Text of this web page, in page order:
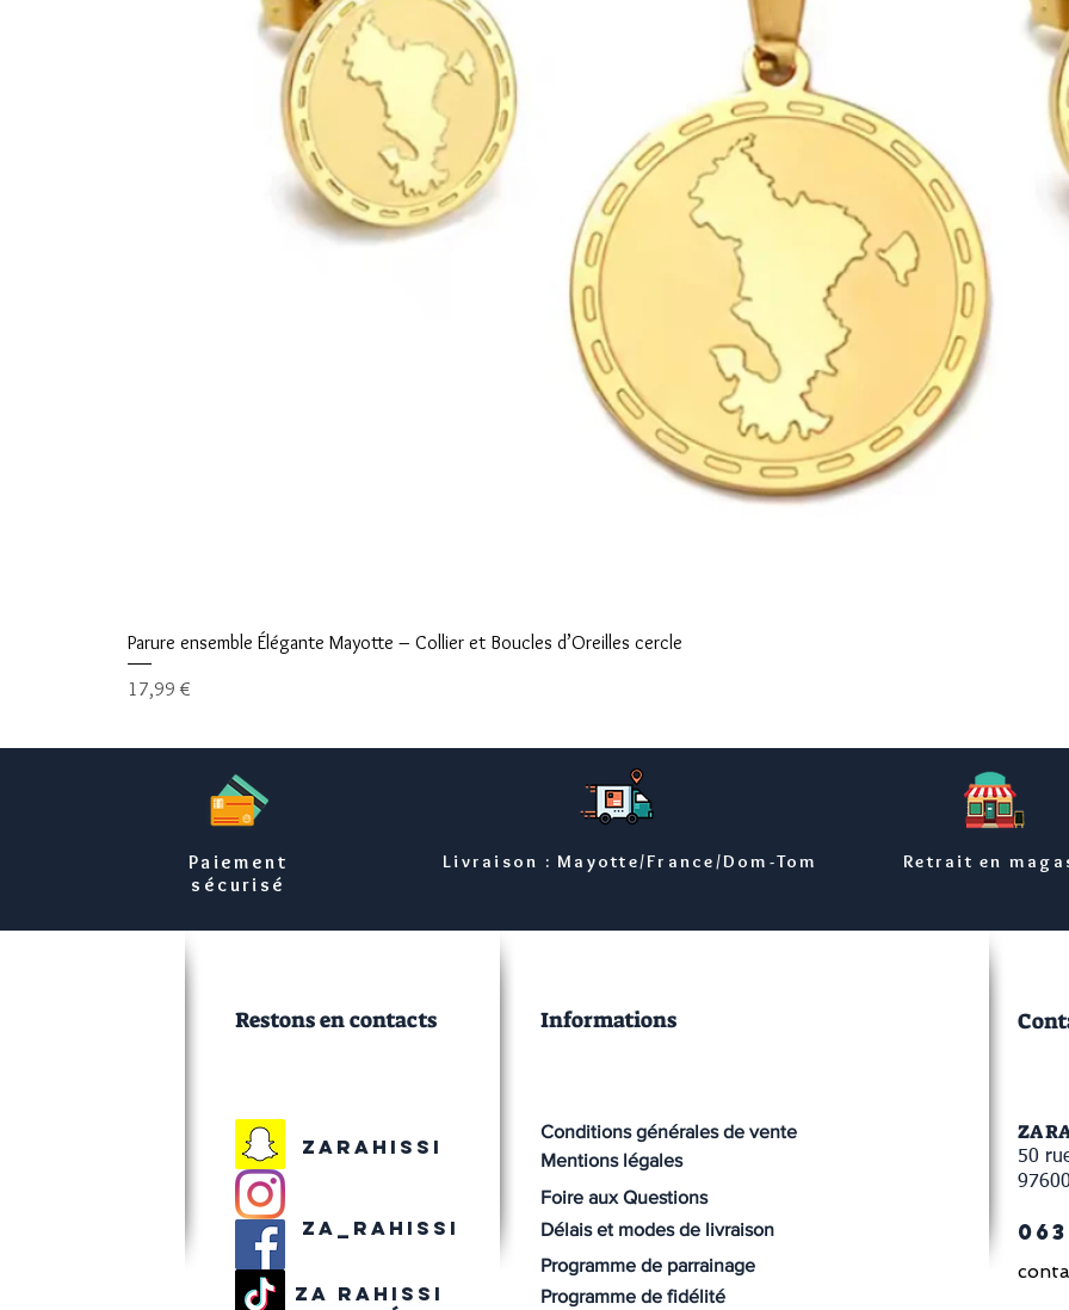
Parure ensemble Élégante Mayotte – Collier et Boucles d’Oreilles cercle
Prix
17,99 €
Paiement
sécurisé
Livraison : Mayotte/France/Dom-Tom Retrait en
Conditions générales de vente
Restons en contacts
Zarahissi
Mentions légales
Informations
Foire aux Questions
Délais et modes de livraison
Programme de parrainage
Za rahissi
Programme de fidélité
Za_rahissi
ZA
50